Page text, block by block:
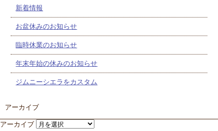
新着情報
お盆休みのお知らせ
臨時休業のお知らせ
年末年始の休みのお知らせ
ジムニーシエラをカスタム
アーカイブ
アーカイブ